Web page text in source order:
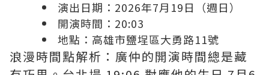
演出日期：2026年7月19日（週日）
開演時間：20:03
地點：高雄市鹽埕區大勇路11號
浪漫時間點解析：廣仲的開演時間總是藏